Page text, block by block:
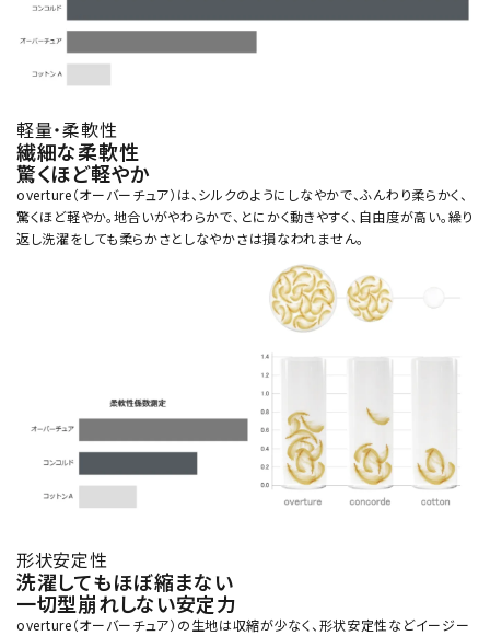
軽量・柔軟性
繊細な柔軟性
驚くほど軽やか
overture（オーバーチュア）は、シルクのようにしなやかで、ふんわり柔らかく、
驚くほど軽やか。地合いがやわらかで、とにかく動きやすく、自由度が高い。繰り
返し洗濯をしても柔らかさとしなやかさは損なわれません。
形状安定性
洗濯してもほぼ縮まない
一切型崩れしない安定力
overture（オーバーチュア）の生地は収縮が少なく、形状安定性などイージー